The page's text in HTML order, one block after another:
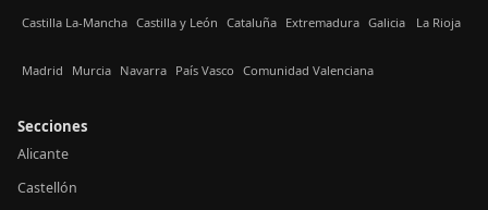
Castilla La-Mancha Castilla y León Cataluña Extremadura Galicia La Rioja
Madrid Murcia Navarra País Vasco Comunidad Valenciana
Secciones
Alicante
Castellón